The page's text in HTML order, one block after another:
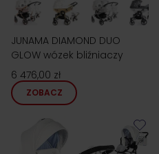
JUNAMA DIAMOND DUO
GLOW wózek bliźniaczy
6 476,00 zł
ZOBACZ